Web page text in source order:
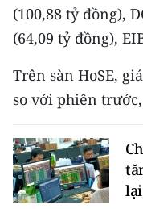
Media Chính trị
Media Kinh tế
Media Văn hóa
Media Pháp luật
Media Du lịch
(100,88 tỷ đồng),
(64,09 tỷ đồng),
Trên sàn HoSE,
so với phiên